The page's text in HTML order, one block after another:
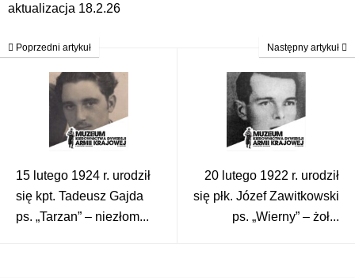
aktualizacja 18.2.26
Poprzedni artykuł
15 lutego 1924 r. urodził
się kpt. Tadeusz Gajda
ps. „Tarzan” – niezłom...
Następny artykuł
20 lutego 1922 r. urodził
się płk. Józef Zawitkowski
ps. „Wierny” – żoł...